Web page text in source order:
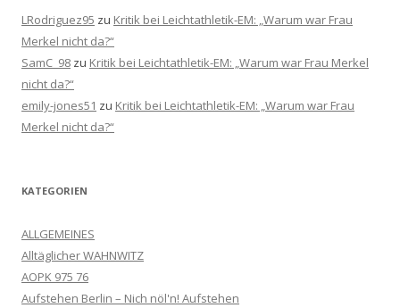
LRodriguez95 zu Kritik bei Leichtathletik-EM: „Warum war Frau
Merkel nicht da?“
SamC_98 zu Kritik bei Leichtathletik-EM: „Warum war Frau Merkel
nicht da?“
emily-jones51 zu Kritik bei Leichtathletik-EM: „Warum war Frau
Merkel nicht da?“
KATEGORIEN
ALLGEMEINES
Alltäglicher WAHNWITZ
AOPK 975 76
Aufstehen Berlin – Nich nöl'n! Aufstehen